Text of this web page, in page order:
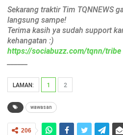
Sekarang traktir Tim TQNNEWS
langsung sampe!
Terima kasih ya sudah support
kehangatan :)
https://sociabuzz.com/tqnn/tribe
LAMAN: 1 2
wawasan
206